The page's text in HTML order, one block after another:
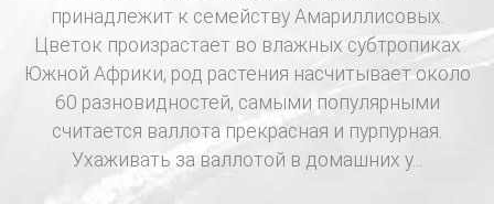
принадлежит к семейству Амариллисовых.
Цветок произрастает во влажных субтропиках
Южной Африки, род растения насчитывает около
60 разновидностей, самыми популярными
считается валлота прекрасная и пурпурная.
Ухаживать за валлотой в домашних у...